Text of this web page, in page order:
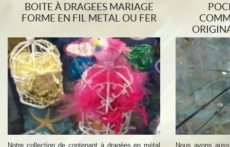
BOITE À DRAGEES MARIAGE
FORME EN FIL METAL OU FER
Notre collection de contenant à dragées en métal
Nous avons